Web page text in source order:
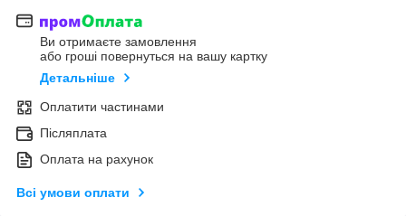
Ви отримаєте замовлення
або гроші повернуться на вашу картку
Детальніше
Оплатити частинами
Післяплата
Оплата на рахунок
Всі умови оплати